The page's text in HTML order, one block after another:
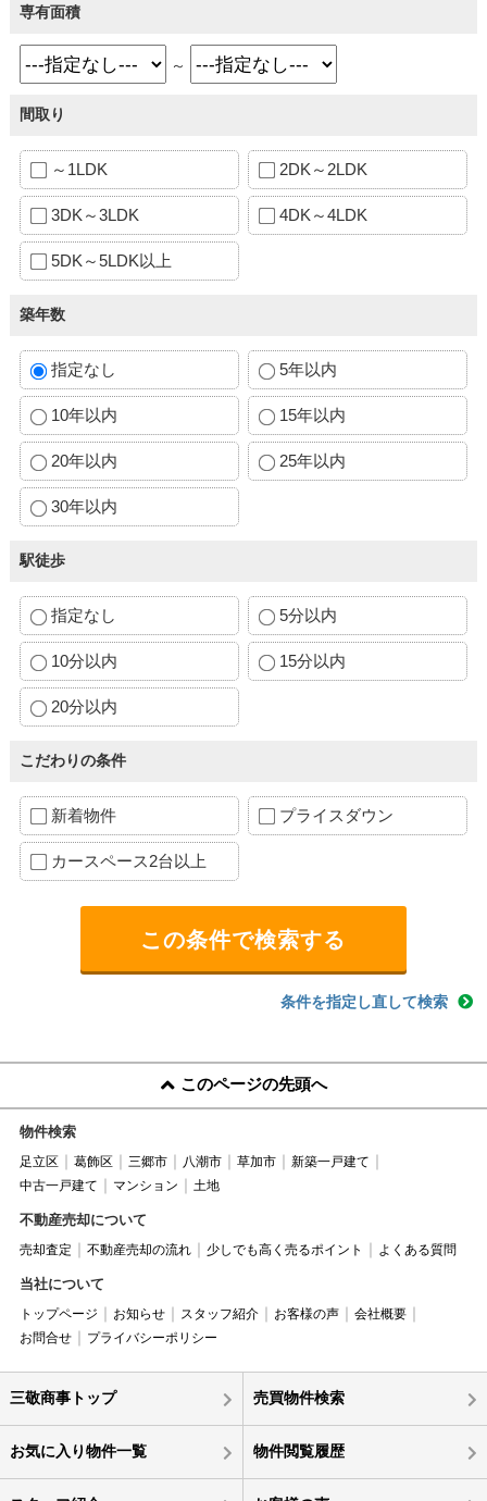
専有面積
～
間取り
～1LDK 2DK～2LDK
3DK～3LDK 4DK～4LDK
5DK～5LDK以上
築年数
指定なし 5年以内
10年以内 15年以内
20年以内 25年以内
30年以内
駅徒歩
指定なし 5分以内
10分以内 15分以内
20分以内
こだわりの条件
新着物件 プライスダウン
カースペース2台以上
条件を指定し直して検索
このページの先頭へ
物件検索
足立区 葛飾区 三郷市 八潮市 草加市
新築一戸建て
中古一戸建て
マンション 土地
不動産売却について
売却査定 不動産売却の流れ 少しでも高く売るポイント よくある質問
当社について
トップページ お知らせ スタッフ紹介 お客様の声
会社概要
お問合せ
プライバシーポリシー
三敬商事トップ 売買物件検索
お気に入り物件一覧 物件閲覧履歴